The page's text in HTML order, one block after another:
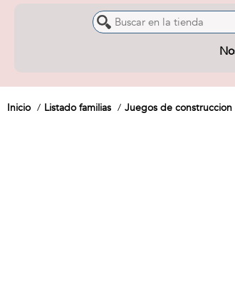
Inicio Listado familias Juegos de construccion